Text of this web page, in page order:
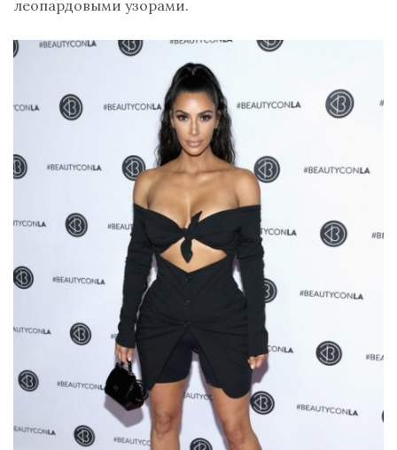
леопардовыми узорами.